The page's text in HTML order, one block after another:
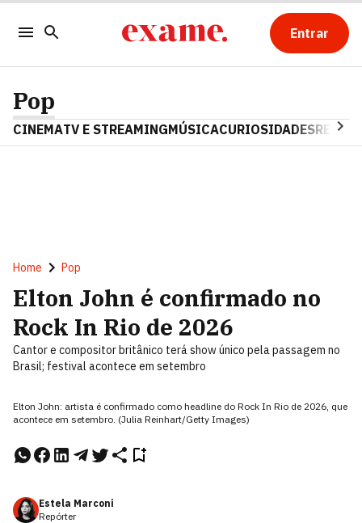
Entrar
Pop
CINEMATV E STREAMINGMÚSICACURIOSIDADES
Home Pop
Elton John é confirmado no
Rock In Rio de 2026
Cantor e compositor britânico terá show único pela passagem no
Brasil; festival acontece em setembro
Elton John: artista é confirmado como headline do Rock In Rio de 2026, que
acontece em setembro. (Julia Reinhart/Getty Images)
Estela Marconi
Repórter